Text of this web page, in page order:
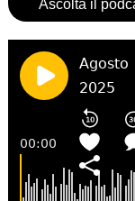
Ascolta il